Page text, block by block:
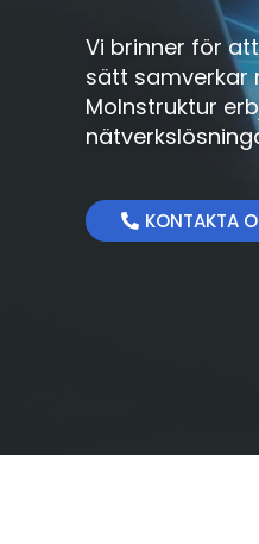
Vi brinner för
sätt samverkar
Molnstruktur
KONTAKTA